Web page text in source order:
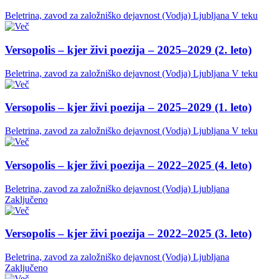
Beletrina, zavod za založniško dejavnost (Vodja) Ljubljana V teku
Versopolis – kjer živi poezija – 2025–2029 (2. leto)
Beletrina, zavod za založniško dejavnost (Vodja) Ljubljana V teku
Versopolis – kjer živi poezija – 2025–2029 (1. leto)
Beletrina, zavod za založniško dejavnost (Vodja) Ljubljana V teku
Versopolis – kjer živi poezija – 2022–2025 (4. leto)
Beletrina, zavod za založniško dejavnost (Vodja) Ljubljana
Zaključeno
Versopolis – kjer živi poezija – 2022–2025 (3. leto)
Beletrina, zavod za založniško dejavnost (Vodja) Ljubljana
Zaključeno